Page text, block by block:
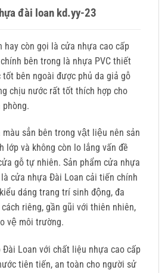
đài loan kd.yy-23
hay còn gọi là cửa nhựa cao cấp
bên trong là nhựa PVC thiết
bên ngoài được phủ da giả gỗ
chịu nước rất tốt thích hợp cho
phòng.
sẳn bên trong vật liệu nên sản
lớp và không còn lo lắng vấn đề
gỗ tự nhiên. Sản phẩm cửa nhựa
cửa nhựa Đài Loan cải tiến chính
dáng trang trí sinh động, đa
riêng, gần gũi với thiên nhiên,
vệ môi trường.
Đài Loan với chất liệu nhựa cao cấp
tiên tiến, an toàn cho người sử